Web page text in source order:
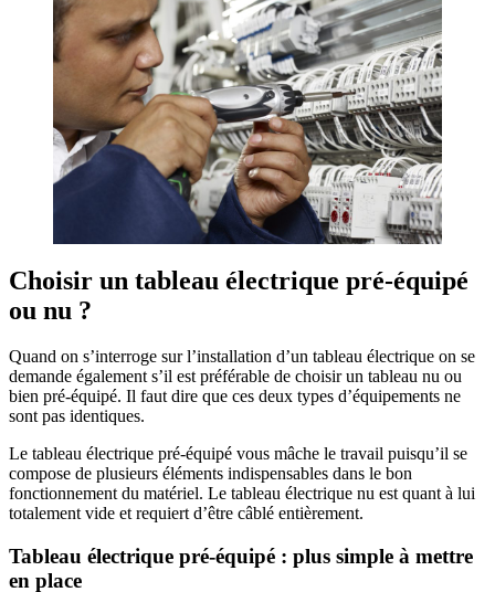
Choisir un tableau électrique pré-équipé
ou nu ?
Quand on s’interroge sur l’installation d’un tableau électrique on se
demande également s’il est préférable de choisir un tableau nu ou
bien pré-équipé. Il faut dire que ces deux types d’équipements ne
sont pas identiques.
Le tableau électrique pré-équipé vous mâche le travail puisqu’il se
compose de plusieurs éléments indispensables dans le bon
fonctionnement du matériel. Le tableau électrique nu est quant à lui
totalement vide et requiert d’être câblé entièrement.
Tableau électrique pré-équipé : plus simple à mettre
en place